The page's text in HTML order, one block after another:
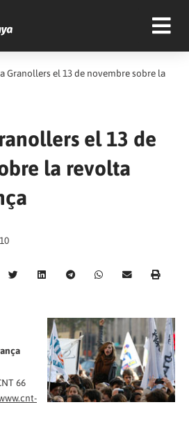
Granollers el 13 de novembre sobre la
el 13 de
la revolta
66